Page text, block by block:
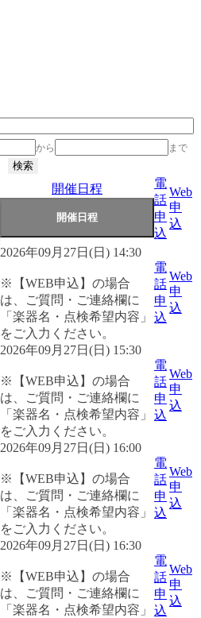
から まで
開催日程
電
話
申
込
Web
申
込
2026年09月27日(日) 14:30
※【WEB申込】の場合
は、ご質問・ご連絡欄に
「楽器名・点検希望内容」
をご入力ください。
電
話
申
込
Web
申
込
2026年09月27日(日) 15:30
※【WEB申込】の場合
は、ご質問・ご連絡欄に
「楽器名・点検希望内容」
をご入力ください。
電
話
申
込
Web
申
込
2026年09月27日(日) 16:00
※【WEB申込】の場合
は、ご質問・ご連絡欄に
「楽器名・点検希望内容」
をご入力ください。
電
話
申
込
Web
申
込
2026年09月27日(日) 16:30
※【WEB申込】の場合
は、ご質問・ご連絡欄に
「楽器名・点検希望内容」
電
話
申
込
Web
申
込